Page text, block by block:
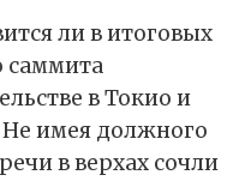
ли в итоговых
саммита
в Токио и
Не имея должного
в верхах сочли